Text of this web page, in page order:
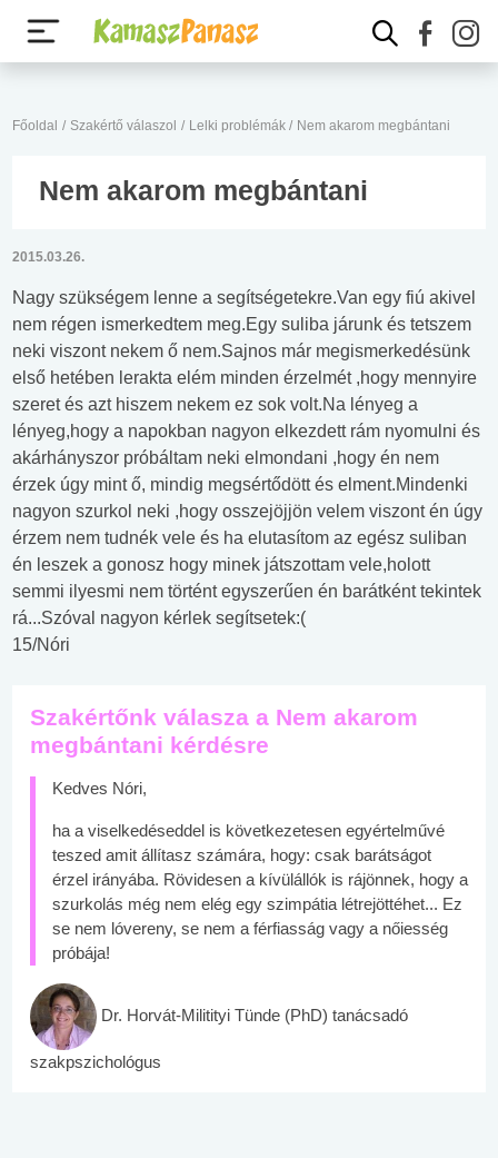
Főoldal / Szakértő válaszol / Lelki problémák / Nem akarom megbántani
Nem akarom megbántani
2015.03.26.
Nagy szükségem lenne a segítségetekre.Van egy fiú akivel
nem régen ismerkedtem meg.Egy suliba járunk és tetszem
neki viszont nekem ő nem.Sajnos már megismerkedésünk
első hetében lerakta elém minden érzelmét ,hogy mennyire
szeret és azt hiszem nekem ez sok volt.Na lényeg a
lényeg,hogy a napokban nagyon elkezdett rám nyomulni és
akárhányszor próbáltam neki elmondani ,hogy én nem
érzek úgy mint ő, mindig megsértődött és elment.Mindenki
nagyon szurkol neki ,hogy osszejöjjön velem viszont én úgy
érzem nem tudnék vele és ha elutasítom az egész suliban
én leszek a gonosz hogy minek játszottam vele,holott
semmi ilyesmi nem történt egyszerűen én barátként tekintek
rá...Szóval nagyon kérlek segítsetek:(
15/Nóri
Szakértőnk válasza a Nem akarom
megbántani kérdésre
Kedves Nóri,
ha a viselkedéseddel is következetesen egyértelművé
teszed amit állítasz számára, hogy: csak barátságot
érzel irányába. Rövidesen a kívülállók is rájönnek, hogy a
szurkolás még nem elég egy szimpátia létrejöttéhet... Ez
se nem lóvereny, se nem a férfiasság vagy a nőiesség
próbája!
Dr. Horvát-Militityi Tünde (PhD) tanácsadó
szakpszichológus